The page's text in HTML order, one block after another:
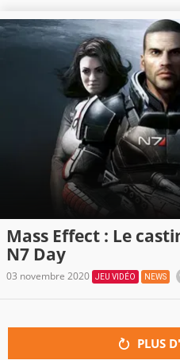
Mass Effect : Le
N7 Day
03 novembre 2020 JEU VIDÉO NEWS
PLUS